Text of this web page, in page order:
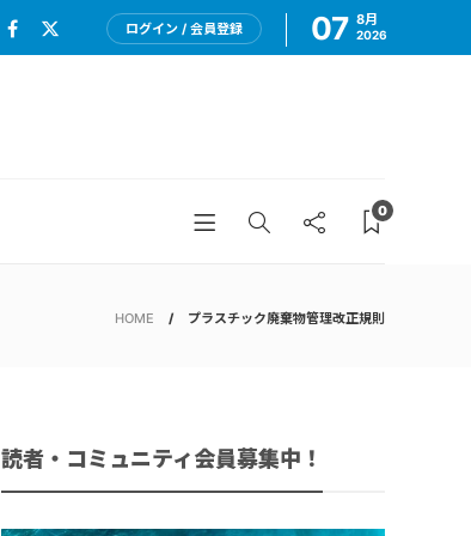
ログイン / 会員登録 07 8月
2026
0
HOME プラスチック廃棄物管理改正規則
読者・コミュニティ会員募集中！